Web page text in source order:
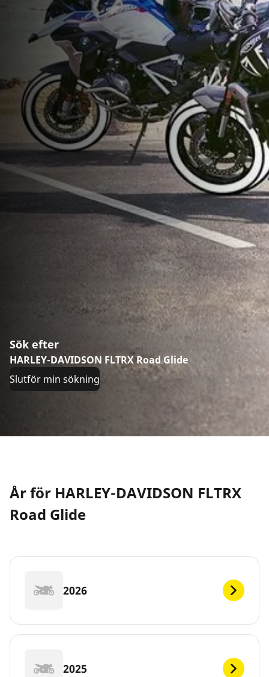
Sök efter
HARLEY-DAVIDSON FLTRX Road Glide
Slutför min sökning
År för HARLEY-DAVIDSON FLTRX
Road Glide
2026
2025